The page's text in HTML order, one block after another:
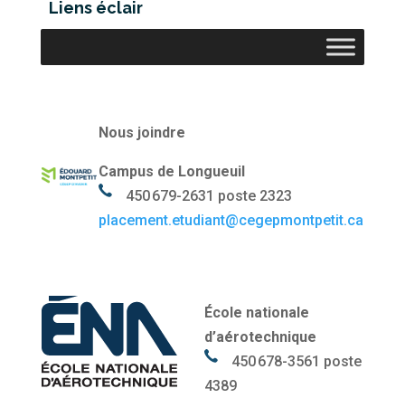
Liens éclair
Nous joindre
Campus de Longueuil
450 679-2631 poste 2323
placement.etudiant@cegepmontpetit.ca
École nationale
d’aérotechnique
450 678-3561 poste
4389